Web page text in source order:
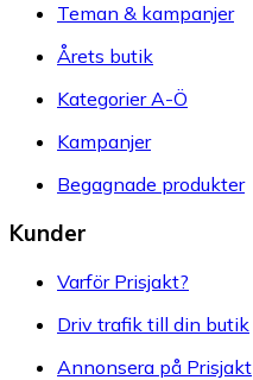
Teman & kampanjer
Årets butik
Kategorier A-Ö
Kampanjer
Begagnade produkter
Kunder
Varför Prisjakt?
Driv trafik till din butik
Annonsera på Prisjakt